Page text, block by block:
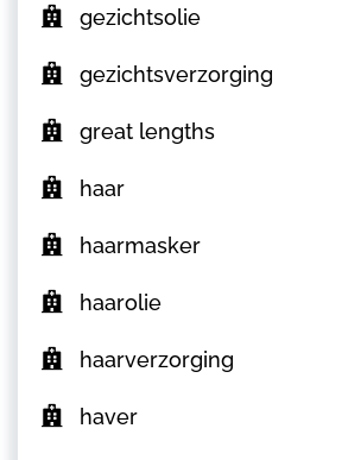
gezichtsolie
gezichtsverzorging
great lengths
haar
haarmasker
haarolie
haarverzorging
haver